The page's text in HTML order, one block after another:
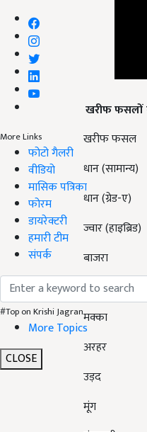
More Links
फोटो गैलरी
वीडियो
मासिक पत्रिका
फोरम
डायरेक्टरी
हमारी टीम
संपर्क
#Top on Krishi Jagran
More Topics
CLOSE
धान (ग्रेड-ए)
रागी
मक्का
अरहर